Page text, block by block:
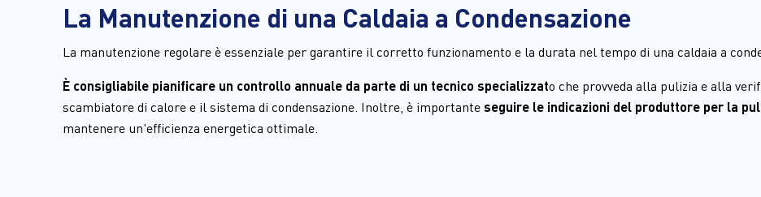
La Manutenzione di una Caldaia a Condensazione
La manutenzione regolare è essenziale per garantire il corretto funzionamento e la durata nel tempo di una caldaia a
È consigliabile pianificare un controllo annuale da parte di un tecnico specializzato che provveda alla pulizia e alla
scambiatore di calore e il sistema di condensazione. Inoltre, è importante seguire le indicazioni del produttore per la
mantenere un'efficienza energetica ottimale.